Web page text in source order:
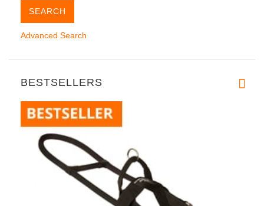
Advanced Search
BESTSELLERS